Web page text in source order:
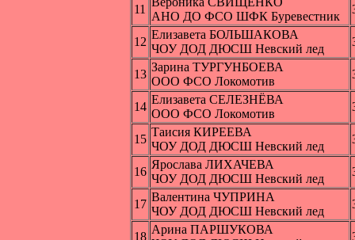
11
АНО ДО ФСО ШФК Буревестник
12
Елизавета БОЛЬШАКОВА
ЧОУ ДОД ДЮСШ Невский лед
13
Зарина ТУРГУНБОЕВА
ООО ФСО Локомотив
14
Елизавета СЕЛЕЗНЁВА
ООО ФСО Локомотив
15
Таисия КИРЕЕВА
ЧОУ ДОД ДЮСШ Невский лед
16
Ярослава ЛИХАЧЕВА
ЧОУ ДОД ДЮСШ Невский лед
17
Валентина ЧУПРИНА
ЧОУ ДОД ДЮСШ Невский лед
18
Арина ПАРШУКОВА